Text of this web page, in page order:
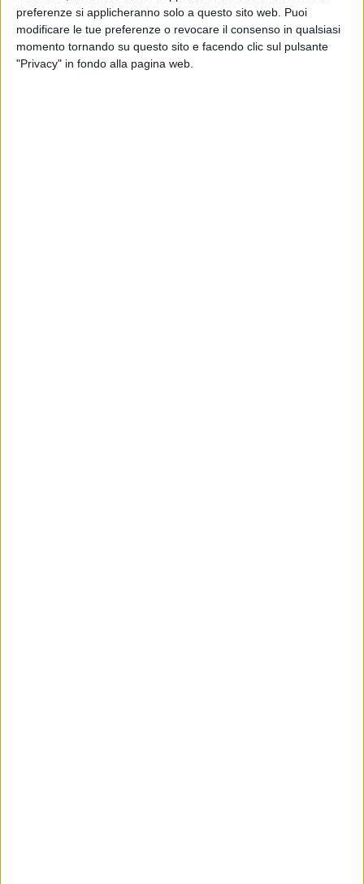
preferenze si applicheranno solo a questo sito web. Puoi
modificare le tue preferenze o revocare il consenso in qualsiasi
momento tornando su questo sito e facendo clic sul pulsante
"Privacy" in fondo alla pagina web.
al 6 febbraio 2024.
Come una rassegna culturale diventa motivo di crescita e di